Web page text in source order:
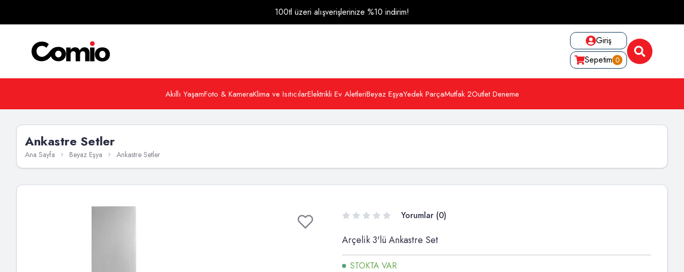
100tl üzeri alışverişlerinize %10 indirim!
Giriş
Sepetim 0
Akıllı YaşamFoto & KameraKlima ve IsıtıcılarElektrikli Ev AletleriBeyaz EşyaYedek ParçaMutfak 2Outlet Deneme
Ankastre Setler
Ana Sayfa Beyaz Eşya Ankastre Setler
Yorumlar (0)
Arçelik 3'lü Ankastre Set
STOKTA VAR